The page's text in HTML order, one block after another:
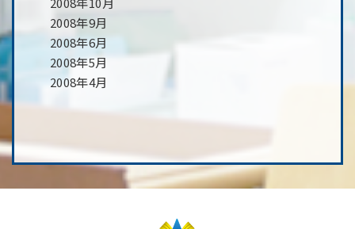
2008年9月
2008年6月
2008年5月
2008年4月